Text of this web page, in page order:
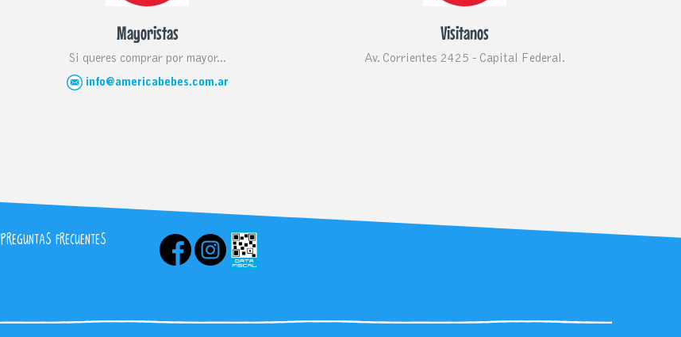
Mayoristas
Si queres comprar por mayor...
info@americabebes.com.ar
Visitanos
Av. Corrientes 2425 - Capital Federal.
PREGUNTAS FRECUENTES